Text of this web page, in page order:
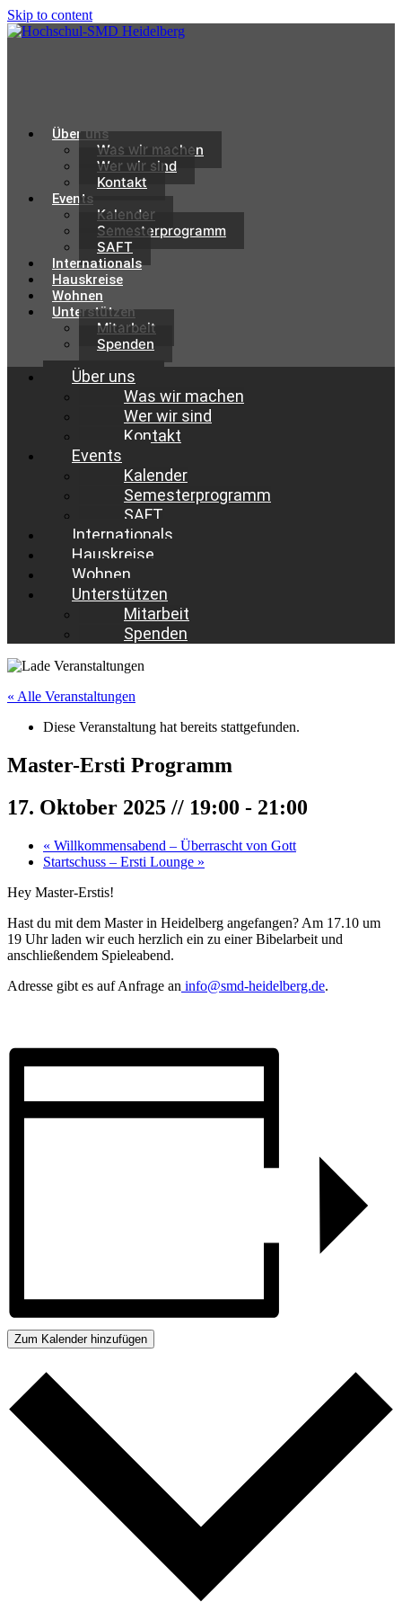
Skip to content
Über uns
Was wir machen
Wer wir sind
Kontakt
Events
Kalender
Semesterprogramm
SAFT
Internationals
Hauskreise
Wohnen
Unterstützen
Mitarbeit
Spenden
Über uns
Was wir machen
Wer wir sind
Kontakt
Events
Kalender
Semesterprogramm
SAFT
Internationals
Hauskreise
Wohnen
Unterstützen
Mitarbeit
Spenden
« Alle Veranstaltungen
Diese Veranstaltung hat bereits stattgefunden.
Master-Ersti Programm
17. Oktober 2025 // 19:00 - 21:00
« Willkommensabend – Überrascht von Gott
Startschuss – Ersti Lounge »
Hey Master-Erstis!
Hast du mit dem Master in Heidelberg angefangen? Am 17.10 um
19 Uhr laden wir euch herzlich ein zu einer Bibelarbeit und
anschließendem Spieleabend.
Adresse gibt es auf Anfrage an info@smd-heidelberg.de.
Zum Kalender hinzufügen